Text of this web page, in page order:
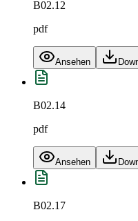
B02.12
pdf
Ansehen
B02.14
pdf
Ansehen
B02.17